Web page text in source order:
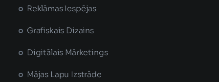
Reklāmas Iespējas
Grafiskais Dizains
Digitālais Mārketings
Mājas Lapu Izstrāde